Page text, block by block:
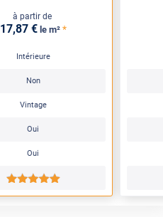
à partir de
17,87 € le m² *
Intérieure
Non
Vintage
Oui
Oui
*****